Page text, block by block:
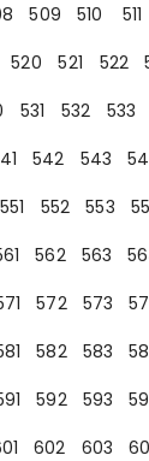
509 510 511
520 521 522
531 532 533
542 543
551 552 553
562 563
572 573
582 583
592 593
602 603